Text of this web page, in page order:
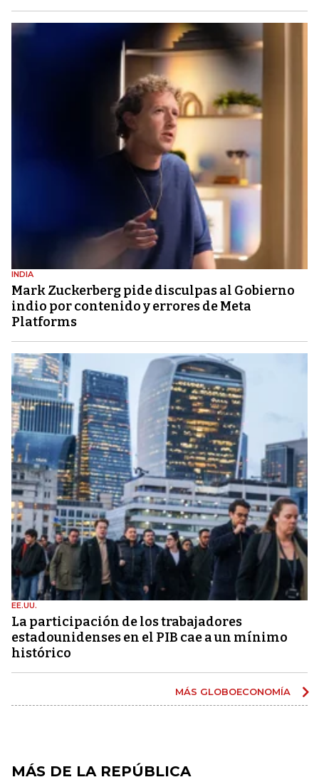
INDIA
Mark Zuckerberg pide disculpas al Gobierno
indio por contenido y errores de Meta
Platforms
EE.UU.
La participación de los trabajadores
estadounidenses en el PIB cae a un mínimo
histórico
MÁS GLOBOECONOMÍA
MÁS DE LA REPÚBLICA